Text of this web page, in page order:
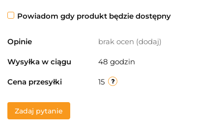
Powiadom gdy produkt będzie dostępny
Opinie brak ocen (dodaj)
Wysyłka w ciągu 48 godzin
Cena przesyłki 15
Zadaj pytanie